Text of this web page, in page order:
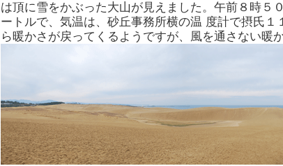
は頂に雪をかぶった大山が見えました。午前８時５
ートルで、気温は、砂丘事務所横の温 度計で摂氏
ら暖かさが戻ってくるようですが、風を通さない暖